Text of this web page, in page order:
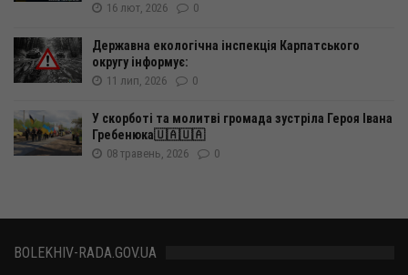
16 лют, 2026 0
Державна екологічна інспекція Карпатського
округу інформує:
11 лип, 2026 0
У скорботі та молитві громада зустріла Героя Івана
Гребенюка🇺🇦🇺🇦
08 травень, 2026 0
BOLEKHIV-RADA.GOV.UA